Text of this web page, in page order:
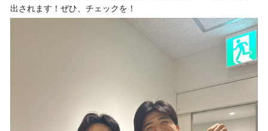
出されます！ぜひ、チェックを！